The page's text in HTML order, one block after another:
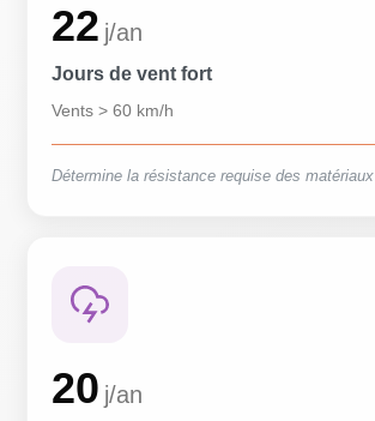
22 j/an
Jours de vent fort
Vents > 60 km/h
Détermine la résistance requise des matériaux
20 j/an